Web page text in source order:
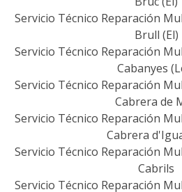
Servicio Técnico Reparación
Brull (El)
Servicio Técnico Reparación
Cabanyes
Servicio Técnico Reparación
Cabrera de
Servicio Técnico Reparación
Cabrera
Servicio Técnico Reparación
Cabrils
Servicio Técnico Reparación